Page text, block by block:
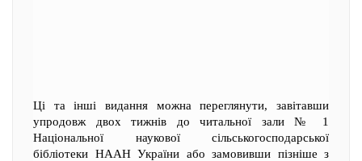
Ці та інші видання можна переглянути, завітавши
упродовж двох тижнів до читальної зали № 1
Національної наукової сільськогосподарської
бібліотеки НААН України або замовивши пізніше з